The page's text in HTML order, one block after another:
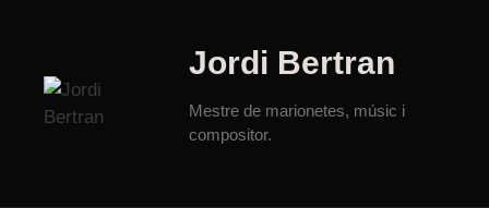
Jordi Bertran
Mestre de marionetes, músic i
compositor.